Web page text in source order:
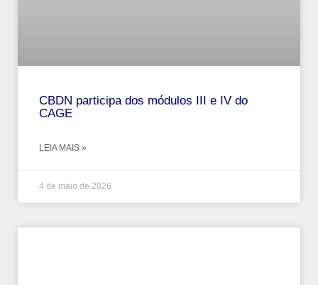
CBDN participa dos módulos III e IV do
CAGE
LEIA MAIS »
4 de maio de 2026